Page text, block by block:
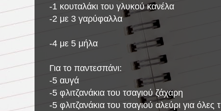
-1 κουταλάκι του γλυκού κανέλα
-2 με 3 γαρύφαλλα
-4 με 5 μήλα
Για το παντεσπάνι:
-5 αυγά
-5 φλιτζανάκια του τσαγιού ζάχαρη
-5 φλιτζανάκια του τσαγιού αλεύρι για όλες